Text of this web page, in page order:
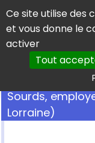
Panneau de gestion
Ce site utilise des
et vous donne le
activer
Tout
Sourds,
Lorraine)